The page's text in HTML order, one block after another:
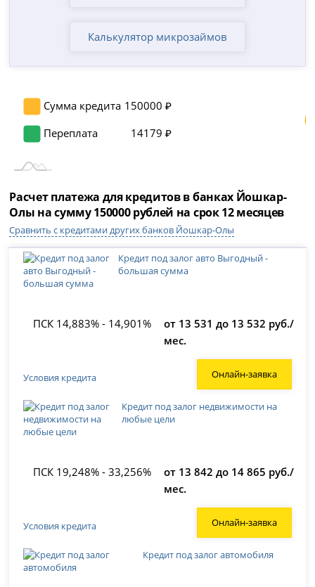
Калькулятор микрозаймов
Сумма кредита 150000 ₽
Переплата
14179 ₽
Расчет платежа для кредитов в банках Йошкар-
Олы на сумму 150000 рублей на срок 12 месяцев
Сравнить с кредитами других банков Йошкар-Олы
Кредит под залог авто Выгодный -
большая сумма
ПСК 14,883% - 14,901%
от 13 531 до 13 532 руб./
мес.
Условия кредита Онлайн-заявка
Кредит под залог недвижимости на
любые цели
ПСК 19,248% - 33,256%
от 13 842 до 14 865 руб./
мес.
Условия кредита Онлайн-заявка
Кредит под залог автомобиля